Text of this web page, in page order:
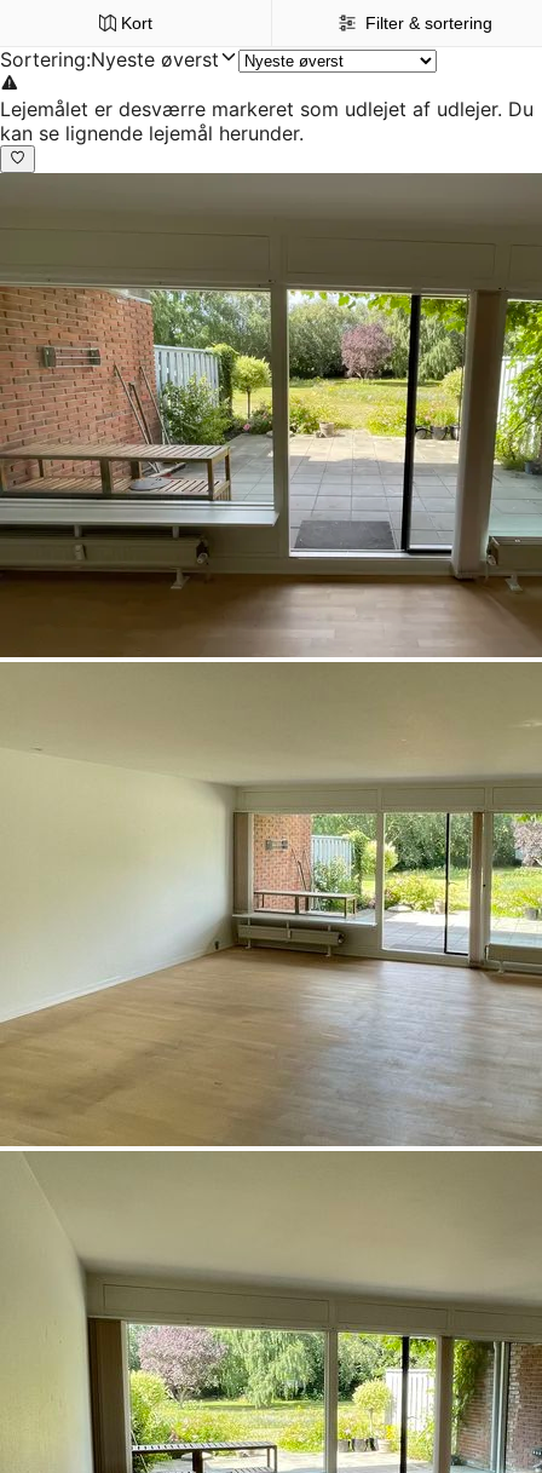
Kort Filter & sortering
Sortering:Nyeste øverst
Lejemålet er desværre markeret som udlejet af udlejer. Du
kan se lignende lejemål herunder.